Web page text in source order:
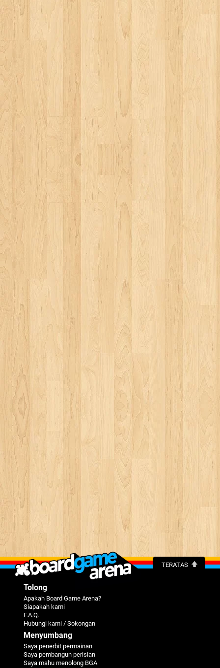
TERATAS
Tolong
Apakah Board Game Arena?
Siapakah kami
F.A.Q.
Hubungi kami / Sokongan
Menyumbang
Saya penerbit permainan
Saya pembangun perisian
Saya mahu menolong BGA